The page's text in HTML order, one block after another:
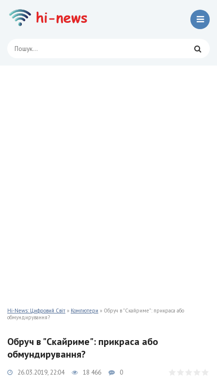
Hi-News: Цифровий Світ » Компютери » Обруч в "Скайриме": прикраса або
обмундирування?
Обруч в "Скайриме": прикраса або
обмундирування?
26.03.2019, 22:04 18 466 0